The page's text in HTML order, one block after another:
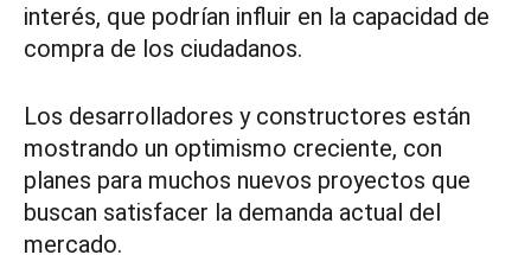
interés, que podrían influir en la capacidad de
compra de los ciudadanos.
Los desarrolladores y constructores están
mostrando un optimismo creciente, con
planes para muchos nuevos proyectos que
buscan satisfacer la demanda actual del
mercado.